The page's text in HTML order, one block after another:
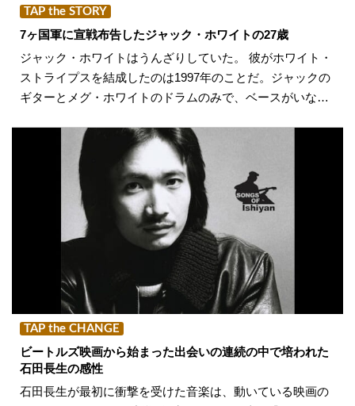
TAP the STORY
7ヶ国軍に宣戦布告したジャック・ホワイトの27歳
ジャック・ホワイトはうんざりしていた。 彼がホワイト・
ストライプスを結成したのは1997年のことだ。ジャックの
ギターとメグ・ホワイトのドラムのみで、ベースがいな…
TAP the CHANGE
ビートルズ映画から始まった出会いの連続の中で培われた
石田長生の感性
石田長生が最初に衝撃を受けた音楽は、動いている映画の